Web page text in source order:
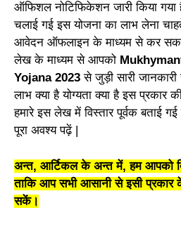
ऑफिशल नोटिफिकेशन जारी किया गया
चलाई गई इस योजना का लाभ लेना
आवेदन ऑफलाइन के माध्यम से कर
लेख के माध्यम से आपको
Yojana 2023से जुड़ी सारी जानकारी
लाभ क्या है योग्यता क्या है इस प्रकार
हमारे इस लेख में विस्तार पूर्वक बताई गई
पूरा अवश्य पढ़ें |
अन्त, आर्टिकल के अन्त में, हम आपको
ताकि आप सभी आसानी से इसी प्रकार
सकें।